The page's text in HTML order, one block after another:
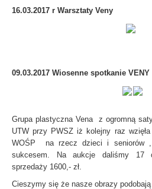
16.03.2017 r Warsztaty Veny
09.03.2017 Wiosenne spotkanie VENY
Grupa plastyczna Vena z ogromną
UTW przy PWSZ iż kolejny raz
WOŚP na rzecz dzieci i seniorów ,
sukcesem. Na aukcje daliśmy 17
sprzedaży 1600,- zł.
Cieszymy się że nasze obrazy